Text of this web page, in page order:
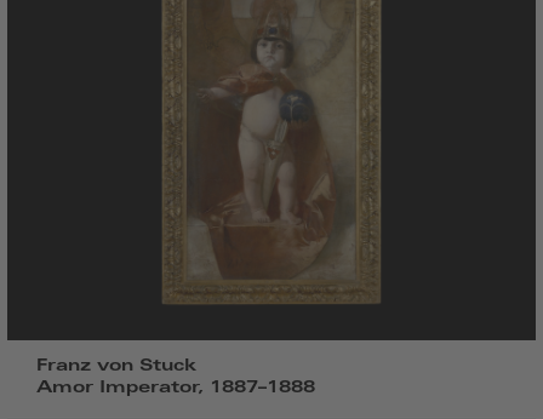
Franz von Stuck
Amor Imperator, 1887–1888